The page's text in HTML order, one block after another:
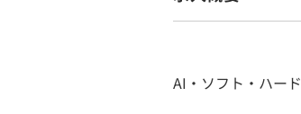
AI・ソフト・ハー